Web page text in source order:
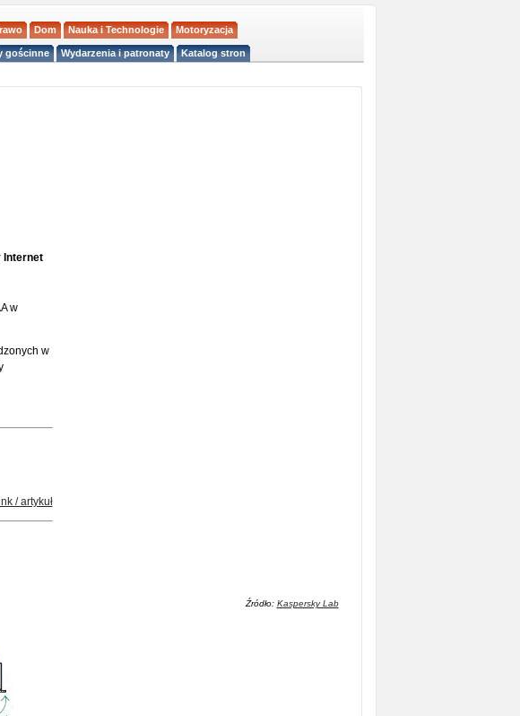
Dom Nauka i Technologie Motoryzacja
gościnne Wydarzenia i patronaty Katalog stron
Internet
w
w
/ artykuł
Źródło: Kaspersky Lab